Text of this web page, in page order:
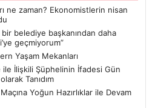
ne zaman? Ekonomistlerin nisan
belediye başkanından daha
geçmiyorum”
Yaşam Mekanları
ile İlişkili Şüphelinin İfadesi Gün
Tanıdım
Yoğun Hazırlıklar ile Devam